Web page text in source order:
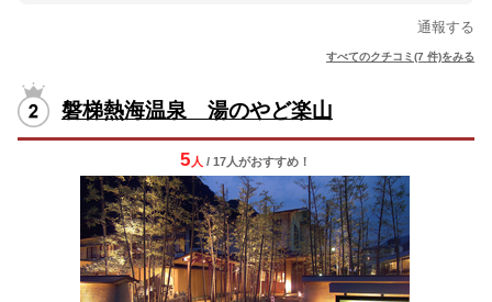
通報する
すべてのクチコミ(7 件)をみる
磐梯熱海温泉 湯のやど楽山
5 人 / 17人がおすすめ！